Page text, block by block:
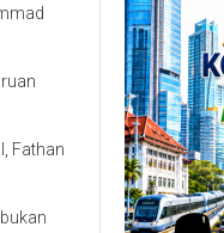
Fathan